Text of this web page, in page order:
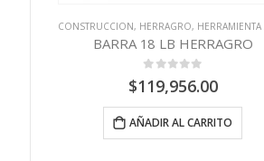
CONSTRUCCION, HERRAGRO, HERRAMIENTA
BARRA 18 LB HERRAGRO
0 out of 5
$119,956.00
AÑADIR AL CARRITO